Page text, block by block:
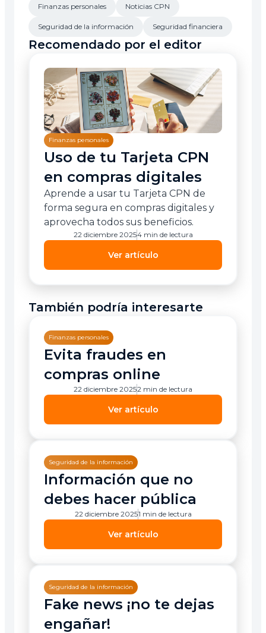
Finanzas personales Noticias CPN
Seguridad de la información Seguridad financiera
Recomendado por el editor
Finanzas personales
Uso de tu Tarjeta CPN
en compras digitales
Aprende a usar tu Tarjeta CPN de
forma segura en compras digitales y
aprovecha todos sus beneficios.
Ver artículo
22 diciembre 20254 min de lectura
También podría interesarte
Finanzas personales
Evita fraudes en
compras online
Ver artículo
22 diciembre 20252 min de lectura
Seguridad de la información
Información que no
debes hacer pública
Ver artículo
22 diciembre 20251 min de lectura
Seguridad de la información
Fake news ¡no te dejas
engañar!